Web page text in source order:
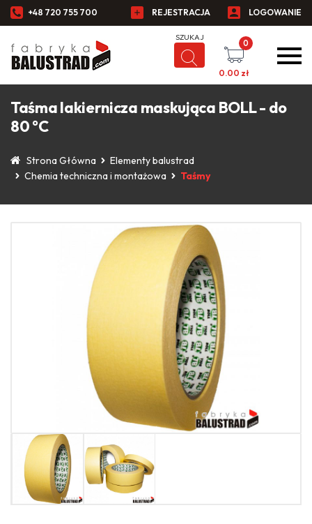
+48 720 755 700 REJESTRACJA LOGOWANIE
0
0.00 zł
Taśma lakiernicza maskująca BOLL - do
80 °C
Strona Główna
Elementy balustrad
Chemia techniczna i montażowa
Taśmy